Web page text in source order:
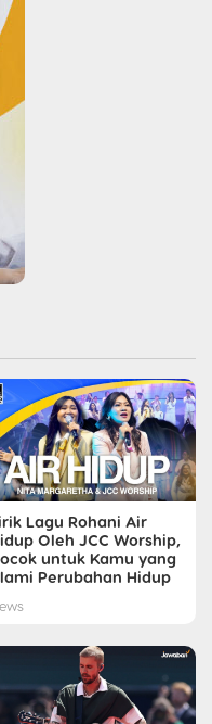
Lagu Rohani Air
Oleh JCC Worship,
untuk Kamu yang
Perubahan Hidup